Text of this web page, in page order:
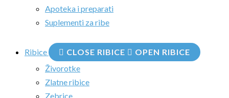
Apoteka i preparati
Suplementi za ribe
Ribice CLOSE RIBICE
OPEN RIBICE
Živorotke
Zlatne ribice
Zebrice